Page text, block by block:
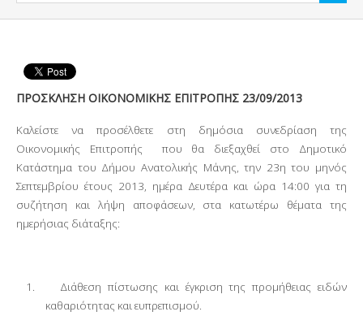
ΠΡΟΣΚΛΗΣΗ ΟΙΚΟΝΟΜΙΚΗΣ ΕΠΙΤΡΟΠΗΣ 23/09/2013
Καλείστε να προσέλθετε στη δημόσια συνεδρίαση της
Οικονομικής Επιτροπής
που θα διεξαχθεί στο Δημοτικό
Κατάστημα του Δήμου Ανατολικής Μάνης, την 23η του μηνός
Σεπτεμβρίου έτους 2013, ημέρα Δευτέρα και ώρα 14:00 για τη
συζήτηση και λήψη αποφάσεων, στα κατωτέρω θέματα της
ημερήσιας διάταξης:
1.
Διάθεση πίστωσης και έγκριση της προμήθειας ειδών
καθαριότητας και ευπρεπισμού.